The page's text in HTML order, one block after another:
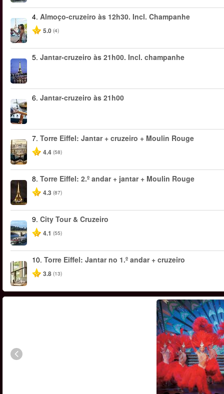
4. Almoço-cruzeiro às 12h30. Incl. Champanhe
5.0 (4)
5. Jantar-cruzeiro às 21h00. Incl. champanhe
6. Jantar-cruzeiro às 21h00
7. Torre Eiffel: Jantar + cruzeiro + Moulin Rouge
4.4 (58)
8. Torre Eiffel: 2.º andar + jantar + Moulin Rouge
4.3 (87)
9. City Tour & Cruzeiro
4.1 (55)
10. Torre Eiffel: Jantar no 1.º andar + cruzeiro
3.8 (13)